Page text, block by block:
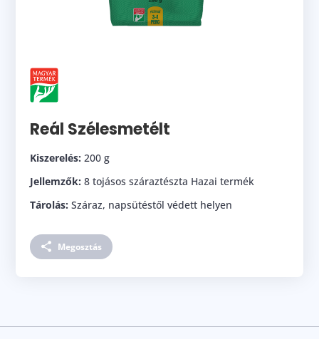
Reál Szélesmetélt
Kiszerelés: 200 g
Jellemzők: 8 tojásos száraztészta Hazai termék
Tárolás: Száraz, napsütéstől védett helyen
Megosztás